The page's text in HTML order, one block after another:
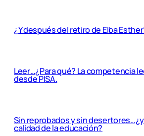
¿Y después del retiro de Elba
Leer…¿Para qué? La competencia
desde PISA.
Sin reprobados y sin
calidad de la educación?